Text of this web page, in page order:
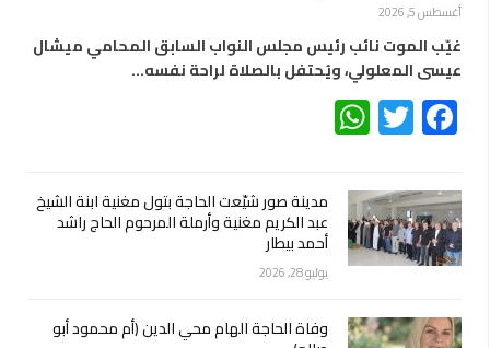
أغسطس 5, 2026
غيّب الموت نائب رئيس مجلس النواب السابق المحامي ميشال
عيسى المعلولي، ويُحتفل بالصلاة لراحة نفسه…
Facebook
Twitter
مدينة صور شيّعت الحاجة بتول مغنية ابنة الشيخ
عبد الكريم مغنية وأرملة المرحوم الحاج راشد
أحمد بيطار
يوليو 28, 2026
وفاة الحاجة الهام محي الدين (أم محمود أبو